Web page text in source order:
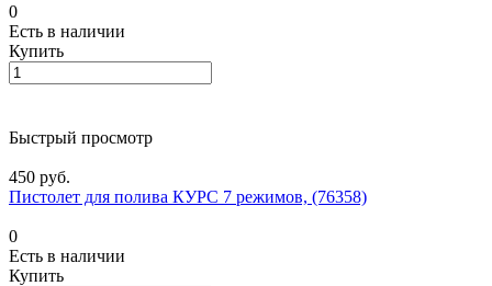
0
Есть в наличии
Купить
Быстрый просмотр
450 руб.
Пистолет для полива КУРС 7 режимов, (76358)
0
Есть в наличии
Купить